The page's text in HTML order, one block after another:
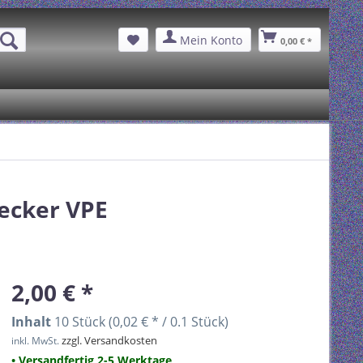
Mein Konto 0,00 € *
VPE
2,00 € *
Inhalt 10 Stück (0,02 € * / 0.1 Stück)
inkl. MwSt.zzgl. Versandkosten